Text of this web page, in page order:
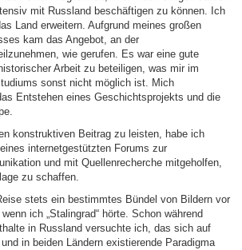
mit Russland beschäftigen zu können. Ich
Land erweitern. Aufgrund meines großen
kam das Angebot, an der
wie gerufen. Es war eine gute
Arbeit zu beteiligen, was mir im
sonst nicht möglich ist. Mich
Entstehen eines Geschichtsprojekts und die
konstruktiven Beitrag zu leisten, habe ich
internetgestützten Forums zur
und mit Quellenrecherche mitgeholfen,
zu schaffen.
stets ein bestimmtes Bündel von Bildern vor
ich „Stalingrad“ hörte. Schon während
in Russland versuchte ich, das sich auf
in beiden Ländern existierende Paradigma